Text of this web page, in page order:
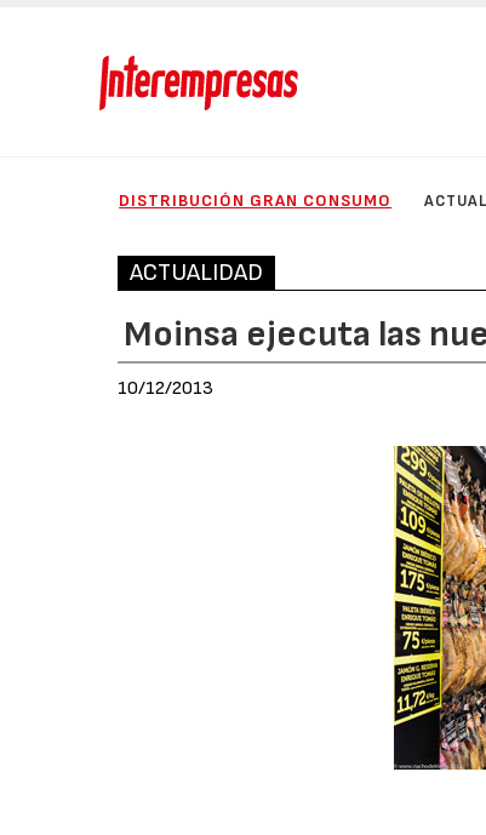
DISTRIBUCIÓN GRAN CONSUMO
ACTUALIDAD
Moinsa ejecuta las
10/12/2013